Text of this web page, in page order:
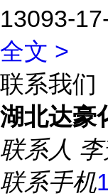
13093-
全文 >
联系我们
湖北达豪
联系人
联系手机